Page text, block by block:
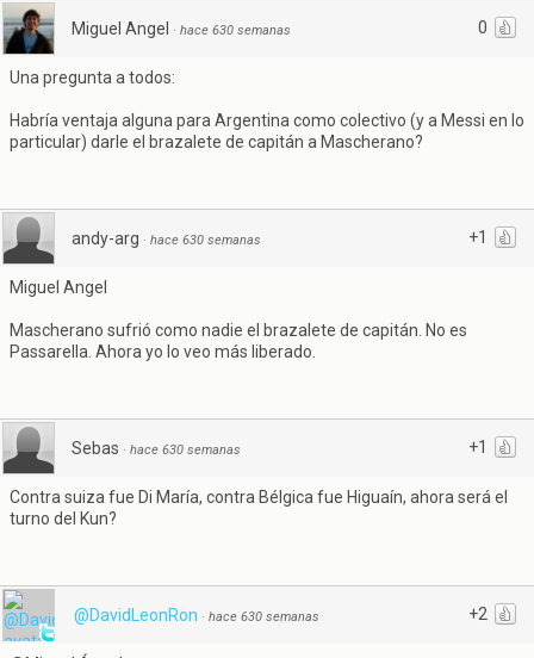
0
Miguel Angel · hace 630 semanas
Una pregunta a todos:
Habría ventaja alguna para Argentina como colectivo (y a Messi en lo
particular) darle el brazalete de capitán a Mascherano?
+1
andy-arg · hace 630 semanas
Miguel Angel
Mascherano sufrió como nadie el brazalete de capitán. No es
Passarella. Ahora yo lo veo más liberado.
+1
Sebas · hace 630 semanas
Contra suiza fue Di María, contra Bélgica fue Higuaín, ahora será el
turno del Kun?
+2
@DavidLeonRon · hace 630 semanas